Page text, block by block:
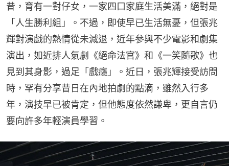
昔，育有一對仔女，一家四口家庭生活美滿，絕對是
「人生勝利組」。不過，即使早已生活無憂，但張兆
輝對演戲的熱情從未減退，近年參與不少電影和劇集
演出，如近排人氣劇《絕命法官》和《一笑隨歌》也
見到其身影，過足「戲癮」。近日，張兆輝接受訪問
時，罕有分享昔日在內地拍劇的點滴，雖然入行多
年，演技早已被肯定，但他態度依然謙卑，更自言仍
要向許多年輕演員學習。